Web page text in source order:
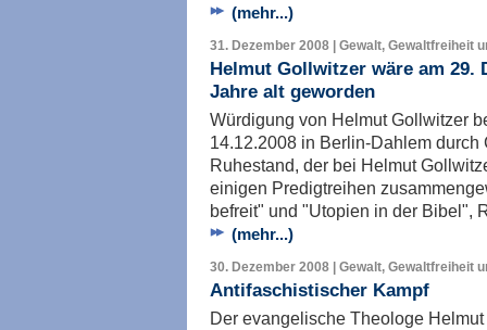
(mehr...)
31. Dezember 2008 | Gewalt, Gewaltfreiheit
Helmut Gollwitzer wäre am 29.
Jahre alt geworden
Würdigung von Helmut Gollwitzer
14.12.2008 in Berlin-Dahlem
Ruhestand, der bei Helmut
einigen Predigtreihen
befreit" und "Utopien in der Bibel",
(mehr...)
30. Dezember 2008 | Gewalt, Gewaltfreiheit
Antifaschistischer Kampf
Der evangelische Theologe